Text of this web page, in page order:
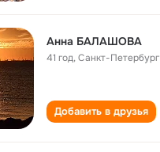
Анна БАЛАШОВА
41 год,Санкт-Петербург
Добавить в друзья